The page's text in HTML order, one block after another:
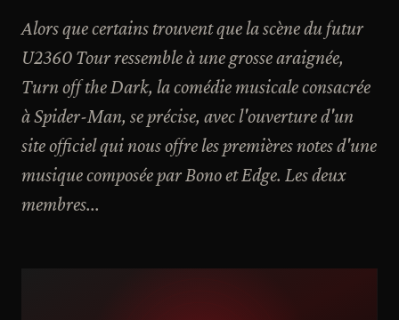
Alors que certains trouvent que la scène du futur
U2360 Tour ressemble à une grosse araignée,
Turn off the Dark, la comédie musicale consacrée
à Spider-Man, se précise, avec l'ouverture d'un
site officiel qui nous offre les premières notes d'une
musique composée par Bono et Edge. Les deux
membres...